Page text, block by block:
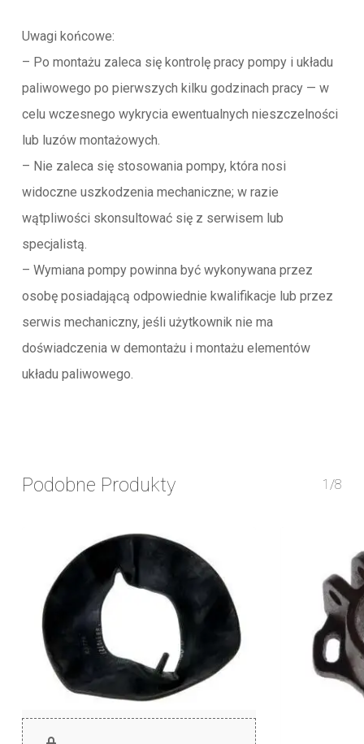
Uwagi końcowe:
– Po montażu zaleca się kontrolę pracy pompy i układu
paliwowego po pierwszych kilku godzinach pracy — w
celu wczesnego wykrycia ewentualnych nieszczelności
lub luzów montażowych.
– Nie zaleca się stosowania pompy, która nosi
widoczne uszkodzenia mechaniczne; w razie
wątpliwości skonsultować się z serwisem lub
specjalistą.
– Wymiana pompy powinna być wykonywana przez
osobę posiadającą odpowiednie kwalifikacje lub przez
serwis mechaniczny, jeśli użytkownik nie ma
doświadczenia w demontażu i montażu elementów
układu paliwowego.
Podobne Produkty 1/8